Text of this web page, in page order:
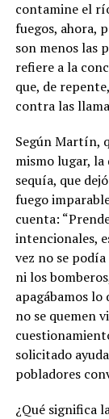
contamine el
fuegos, ahora,
son menos las
refiere a la
que, de
contra las
Según Martín,
mismo lugar,
sequía, que
fuego
cuenta:
intencionales,
vez no se
ni los
apagábamos lo
no se quemen
solicitado
pobladores
¿Qué significa